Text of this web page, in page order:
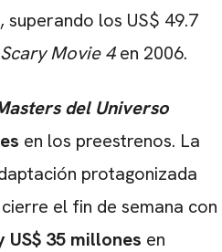
los US$ 49.7
Scary Movie 4en 2006.
del Universo
en los preestrenos. La
protagonizada
cierre el fin de semana con
US$ 35 millones en